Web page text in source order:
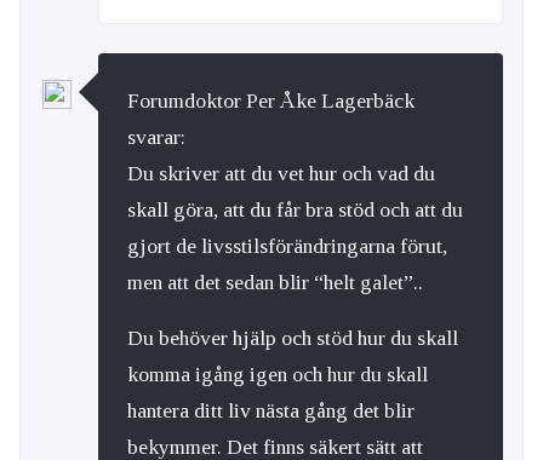
Forumdoktor Per Åke Lagerbäck
svarar:
Du skriver att du vet hur och vad du
skall göra, att du får bra stöd och att du
gjort de livsstilsförändringarna förut,
men att det sedan blir “helt galet”..
Du behöver hjälp och stöd hur du skall
komma igång igen och hur du skall
hantera ditt liv nästa gång det blir
bekymmer. Det finns säkert sätt att